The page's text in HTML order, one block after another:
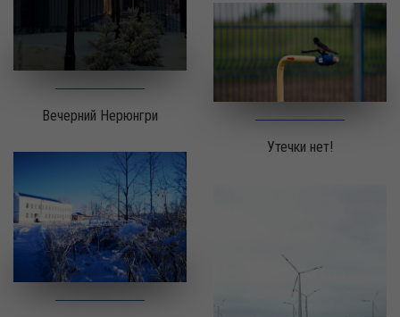
Вечерний Нерюнгри
Утечки нет!